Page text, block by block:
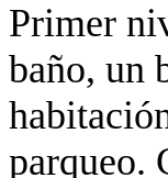
Primer
baño, un
parqueo.